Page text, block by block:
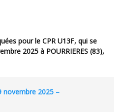
2025 à POURRIERES (83),